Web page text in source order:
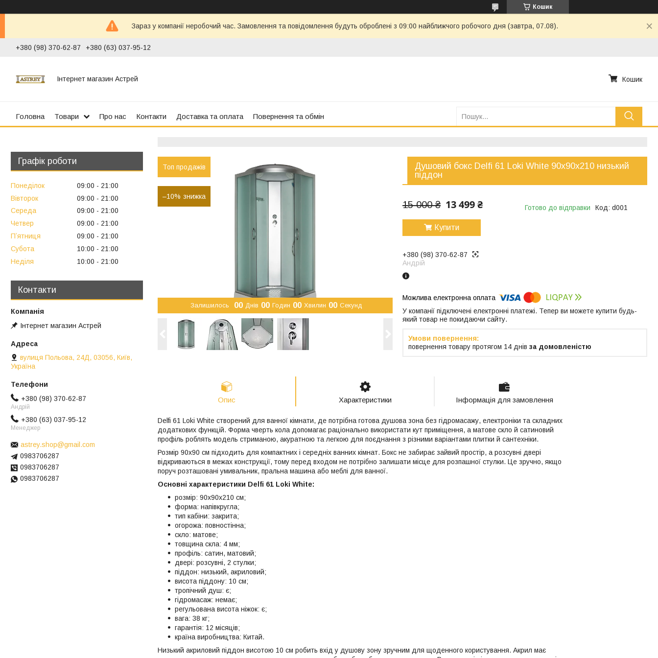
Кошик
Зараз у компанії неробочий час. Замовлення та повідомлення будуть оброблені з 09:00 найближчого робочого дня (завтра, 07.08).
+380 (98) 370-62-87 +380 (63) 037-95-12
Інтернет магазин Астрей Кошик
Головна Товари Про нас Контакти Доставка та оплата Повернення та обмін
Топ продажів
–10%
Залишилось 00 Днів 00 Годин 00 Хвилин 00 Секунд
Душовий бокс Delfi 61 Loki White 90x90x210 низький
піддон
15 000 ₴ 13 499 ₴ Готово до відправки Код: d001
Купити
+380 (98) 370-62-87
Андрій
У компанії підключені електронні платежі. Тепер ви можете купити будь-
який товар не покидаючи сайту.
повернення товару протягом 14 днів за домовленістю
Опис Характеристики Інформація для замовлення
Delfi 61 Loki White створений для ванної кімнати, де потрібна готова душова зона без гідромасажу, електроніки та складних
додаткових функцій. Форма чверть кола допомагає раціонально використати кут приміщення, а матове скло й сатиновий
профіль роблять модель стриманою, акуратною та легкою для поєднання з різними варіантами плитки й сантехніки.
Розмір 90x90 см підходить для компактних і середніх ванних кімнат. Бокс не забирає зайвий простір, а розсувні двері
відкриваються в межах конструкції, тому перед входом не потрібно залишати місце для розпашної стулки. Це зручно, якщо
поруч розташовані умивальник, пральна машина або меблі для ванної.
Основні характеристики Delfi 61 Loki White:
розмір: 90x90x210 см;
форма: напівкругла;
тип кабіни: закрита;
огорожа: повностінна;
скло: матове;
товщина скла: 4 мм;
профіль: сатин, матовий;
двері: розсувні, 2 стулки;
піддон: низький, акриловий;
висота піддону: 10 см;
тропічний душ: є;
гідромасаж: немає;
регульована висота ніжок: є;
вага: 38 кг;
гарантія: 12 місяців;
країна виробництва: Китай.
Низький акриловий піддон висотою 10 см робить вхід у душову зону зручним для щоденного користування. Акрил має
Графік роботи
Понеділок 09:00
21:00
Вівторок
09:00
21:00
Середа
09:00
21:00
Четвер
09:00
21:00
Пʼятниця
09:00
21:00
Субота
10:00
21:00
Неділя
10:00 21:00
Контакти
Інтернет магазин Астрей
вулиця Польова, 24Д, 03056, Київ,
Україна
+380 (98) 370-62-87
Андрій
+380 (63) 037-95-12
Менеджер
astrey.shop@gmail.com
0983706287
0983706287
0983706287